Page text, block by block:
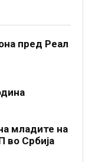
пред Реал
младите на
во Србија